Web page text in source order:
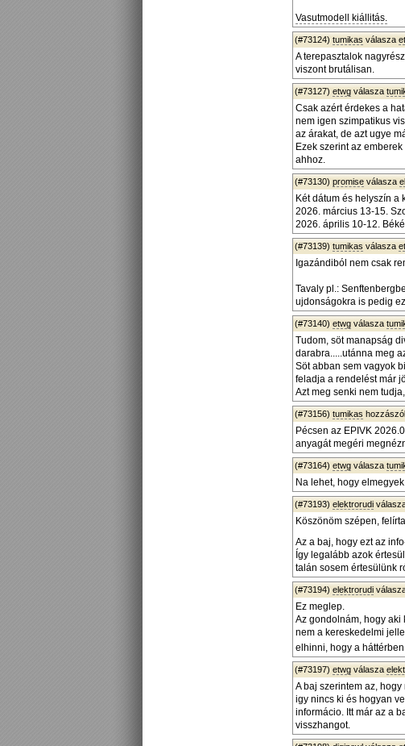
Vasutmodell kiállitás.
(#73124) tumikas válasza
A terepasztalok
viszont brutálisan.
(#73127) etwg válasza
Csak azért érdekes a
nem igen szimpatikus
az árakat, de azt ugye
Ezek szerint az
ahhoz.
(#73130) promise válasza
Két dátum és helyszín a
2026. március 13-15.
2026. április 10-12.
(#73139) tumikas válasza
Igazándiból nem csak
Tavaly pl.:
ujdonságokra is pedig
(#73140) etwg válasza
Tudom, söt manapság
darabra.....utánna meg
Söt abban sem vagyok
feladja a rendelést már
Azt meg senki nem
(#73156) tumikas
Pécsen az EPIVK
anyagát megéri
(#73164) etwg válasza
Na lehet, hogy
(#73193) elektrorudi
Köszönöm szépen,
Az a baj, hogy ezt az
Így legalább azok
talán sosem értesülünk
(#73194) elektrorudi
Ez meglep.
Az gondolnám, hogy aki
nem a kereskedelmi
elhinni, hogy a
(#73197) etwg válasza
A baj szerintem az,
igy nincs ki és hogyan
informácio. Itt már az a
visszhangot.